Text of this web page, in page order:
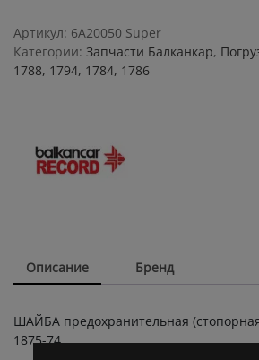
219497
БДС
1875-
Артикул: 6A20050 Super
Категории: Запчасти Балканкар,
1788, 1794, 1784, 1786
Описание Бренд
ШАЙБА предохранительная
1875-74